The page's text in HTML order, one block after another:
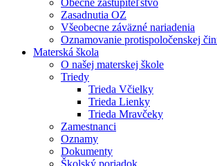
Obecné zastupiteľstvo
Zasadnutia OZ
Všeobecne záväzné nariadenia
Oznamovanie protispoločenskej
Materská škola
O našej materskej škole
Triedy
Trieda Včielky
Trieda Lienky
Trieda Mravčeky
Zamestnanci
Oznamy
Dokumenty
Školský poriadok